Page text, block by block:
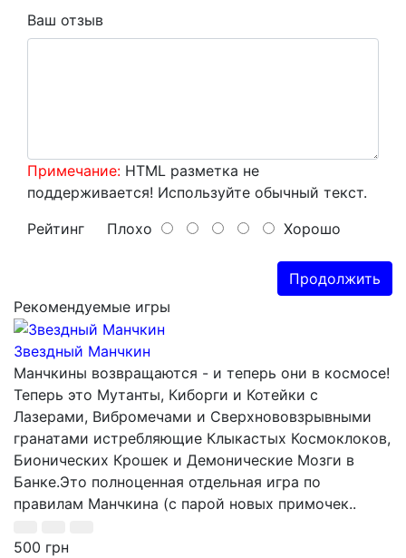
Ваш отзыв
Примечание: HTML разметка не
поддерживается! Используйте обычный текст.
Рейтинг Плохо Хорошо
Продолжить
Рекомендуемые игры
Звездный Манчкин
Манчкины возвращаются - и теперь они в космосе!
Теперь это Мутанты, Киборги и Котейки с
Лазерами, Вибромечами и Сверхнововзрывными
гранатами истребляющие Клыкастых Космоклоков,
Бионических Крошек и Демонические Мозги в
Банке.Это полноценная отдельная игра по
правилам Манчкина (с парой новых примочек..
500 грн